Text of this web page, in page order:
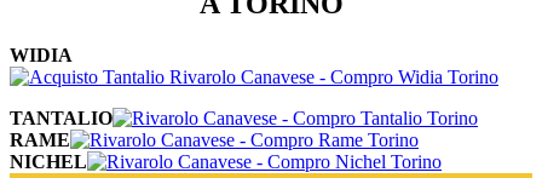
WIDIA
TANTALIO
RAME
NICHEL